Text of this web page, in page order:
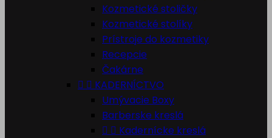
Kozmetické stoličky
Kozmetické stolíky
Prístroje do kozmetiky
Recepcie
Čakárne
  KADERNÍCTVO
Umývacie Boxy
Barberske kreslá
  Kadernícke kreslá